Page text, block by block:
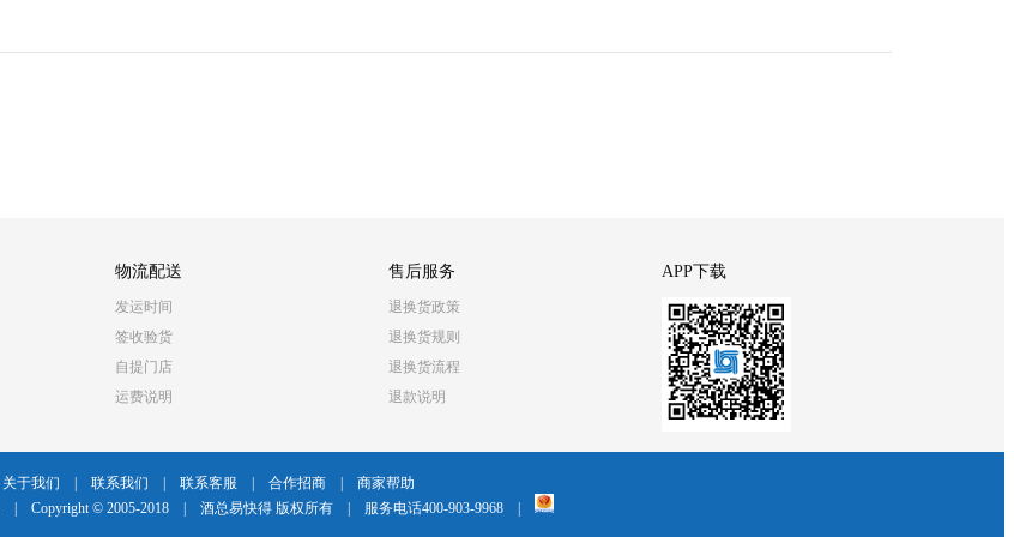
物流配送
发运时间
签收验货
自提门店
运费说明
售后服务
退换货政策
退换货规则
退换货流程
退款说明
APP下载
关于我们 联系我们 联系客服 合作招商
商家帮助
Copyright © 2005-2018 酒总易快得 版权所有 服务电话400-903-9968